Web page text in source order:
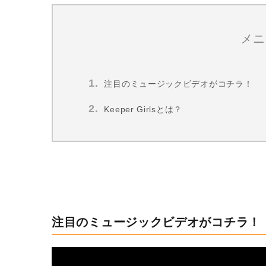
メ
注目のミュージックビデオがコチラ！
Keeper Girlsとは？
注目のミュージックビデオがコチラ！